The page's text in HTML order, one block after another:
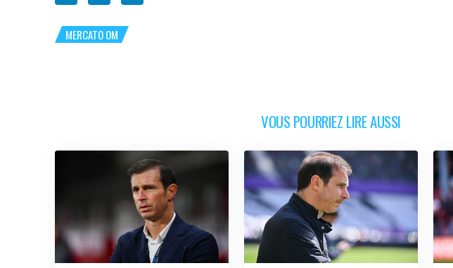
MERCATO OM
VOUS POURRIEZ LIRE AUSSI